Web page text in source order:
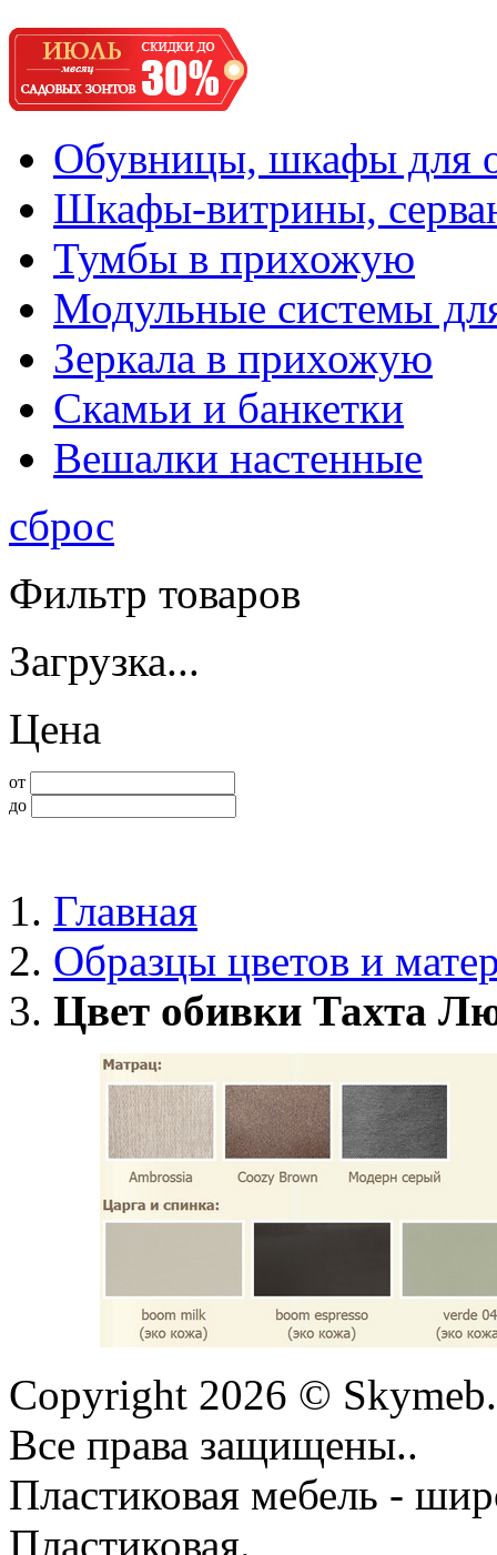
Обувницы, шкафы для
Шкафы-витрины,
Тумбы в прихожую
Модульные системы
Зеркала в прихожую
Скамьи и банкетки
Вешалки настенные
сброс
Фильтр товаров
Загрузка...
Цена
от
до
Главная
Образцы цветов и
Цвет обивки Тахта
Copyright 2026 ©
Все права защищены..
Пластиковая мебель -
Пластиковая.